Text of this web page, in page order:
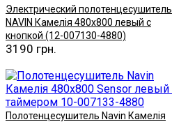
Электрический полотенцесушитель
NAVIN Камелія 480х800 левый с
кнопкой (12-007130-4880)
3190 грн.
Полотенцесушитель Navin Камелія